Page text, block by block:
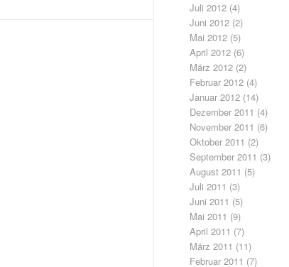
Juli 2012 (4)
Juni 2012 (2)
Mai 2012 (5)
April 2012 (6)
März 2012 (2)
Februar 2012 (4)
Januar 2012 (14)
Dezember 2011 (4)
November 2011 (6)
Oktober 2011 (2)
September 2011 (3)
August 2011 (5)
Juli 2011 (3)
Juni 2011 (5)
Mai 2011 (9)
April 2011 (7)
März 2011 (11)
Februar 2011 (7)